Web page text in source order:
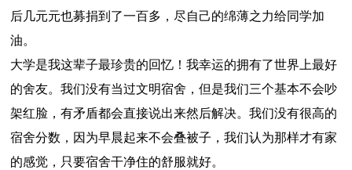
后几元元也募捐到了一百多，尽自己的绵薄之力给同学加
油。
大学是我这辈子最珍贵的回忆！我幸运的拥有了世界上最好
的舍友。我们没有当过文明宿舍，但是我们三个基本不会吵
架红脸，有矛盾都会直接说出来然后解决。我们没有很高的
宿舍分数，因为早晨起来不会叠被子，我们认为那样才有家
的感觉，只要宿舍干净住的舒服就好。